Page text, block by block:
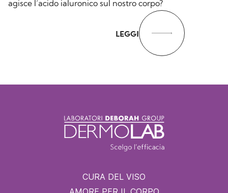
agisce l’acido ialuronico sul nostro corpo?
LEGGI
CURA DEL VISO